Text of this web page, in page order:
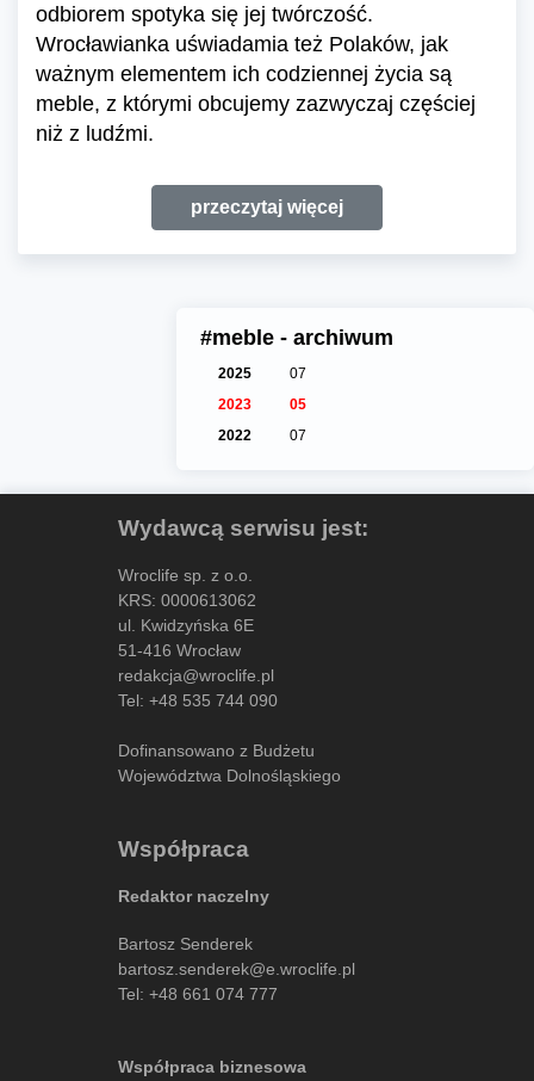
odbiorem spotyka się jej twórczość.
Wrocławianka uświadamia też Polaków, jak
ważnym elementem ich codziennej życia są
meble, z którymi obcujemy zazwyczaj częściej
niż z ludźmi.
przeczytaj więcej
#meble - archiwum
2025
07
2023
05
2022
07
Wydawcą serwisu jest:
Wroclife sp. z o.o.
KRS: 0000613062
ul. Kwidzyńska 6E
51-416 Wrocław
redakcja@wroclife.pl
Tel: +48 535 744 090
Dofinansowano z Budżetu
Województwa Dolnośląskiego
Współpraca
Redaktor naczelny
Bartosz Senderek
bartosz.senderek@e.wroclife.pl
Tel: +48 661 074 777
Współpraca biznesowa